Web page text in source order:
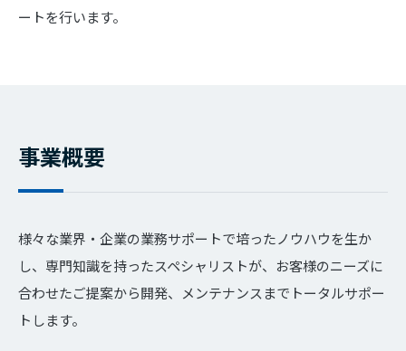
ートを行います。
事業概要
様々な業界・企業の業務サポートで培ったノウハウを生か
し、専門知識を持ったスペシャリストが、お客様のニーズに
合わせたご提案から開発、メンテナンスまでトータルサポー
トします。